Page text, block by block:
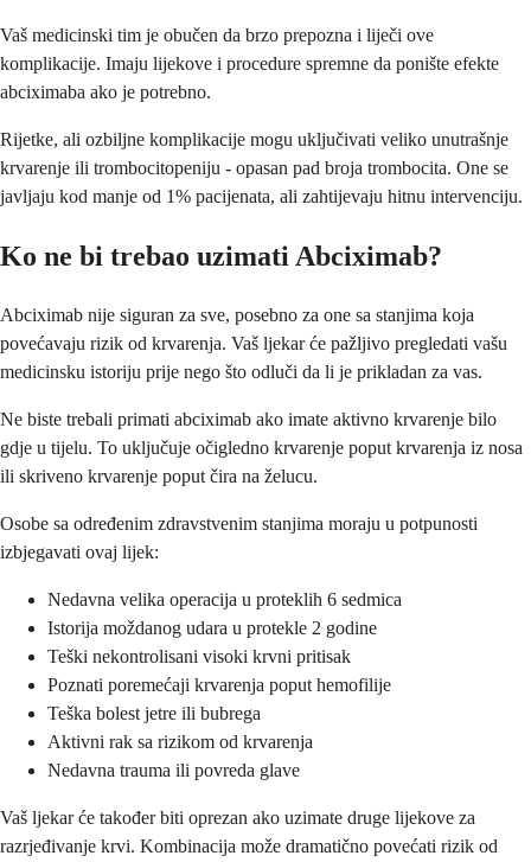
Vaš medicinski tim je obučen da brzo prepozna i liječi ove
komplikacije. Imaju lijekove i procedure spremne da ponište efekte
abciximaba ako je potrebno.
Rijetke, ali ozbiljne komplikacije mogu uključivati ​​veliko unutrašnje
krvarenje ili trombocitopeniju - opasan pad broja trombocita. One se
javljaju kod manje od 1% pacijenata, ali zahtijevaju hitnu intervenciju.
Ko ne bi trebao uzimati Abciximab?
Abciximab nije siguran za sve, posebno za one sa stanjima koja
povećavaju rizik od krvarenja. Vaš ljekar će pažljivo pregledati vašu
medicinsku istoriju prije nego što odluči da li je prikladan za vas.
Ne biste trebali primati abciximab ako imate aktivno krvarenje bilo
gdje u tijelu. To uključuje očigledno krvarenje poput krvarenja iz nosa
ili skriveno krvarenje poput čira na želucu.
Osobe sa određenim zdravstvenim stanjima moraju u potpunosti
izbjegavati ovaj lijek:
Nedavna velika operacija u proteklih 6 sedmica
Istorija moždanog udara u protekle 2 godine
Teški nekontrolisani visoki krvni pritisak
Poznati poremećaji krvarenja poput hemofilije
Teška bolest jetre ili bubrega
Aktivni rak sa rizikom od krvarenja
Nedavna trauma ili povreda glave
Vaš ljekar će također biti oprezan ako uzimate druge lijekove za
razrjeđivanje krvi. Kombinacija može dramatično povećati rizik od